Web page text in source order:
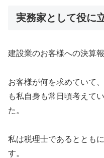
実務家として役に
建設業のお客様への決算報
お客様が何を求めていて
も私自身も常日頃考えて
た。
私は税理士であるととも
す。